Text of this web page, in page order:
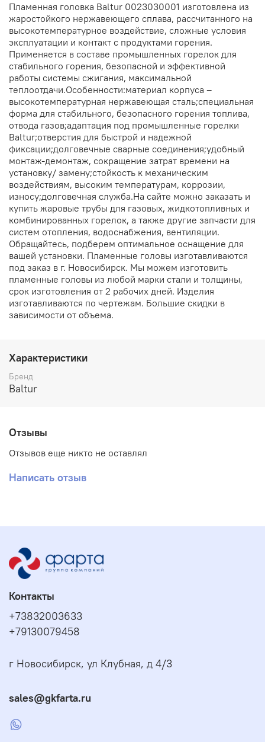
Пламенная головка Baltur 0023030001 изготовлена из
жаростойкого нержавеющего сплава, рассчитанного на
высокотемпературное воздействие, сложные условия
эксплуатации и контакт с продуктами горения.
Применяется в составе промышленных горелок для
стабильного горения, безопасной и эффективной
работы системы сжигания, максимальной
теплоотдачи.Особенности:материал корпуса –
высокотемпературная нержавеющая сталь;специальная
форма для стабильного, безопасного горения топлива,
отвода газов;адаптация под промышленные горелки
Baltur;отверстия для быстрой и надежной
фиксации;долговечные сварные соединения;удобный
монтаж-демонтаж, сокращение затрат времени на
установку/ замену;стойкость к механическим
воздействиям, высоким температурам, коррозии,
износу;долговечная служба.На сайте можно заказать и
купить жаровые трубы для газовых, жидкотопливных и
комбинированных горелок, а также другие запчасти для
систем отопления, водоснабжения, вентиляции.
Обращайтесь, подберем оптимальное оснащение для
вашей установки. Пламенные головы изготавливаются
под заказ в г. Новосибирск. Мы можем изготовить
пламенные головы из любой марки стали и толщины,
срок изготовления от 2 рабочих дней. Изделия
изготавливаются по чертежам. Большие скидки в
зависимости от объема.
Характеристики
Бренд
Baltur
Отзывы
Отзывов еще никто не оставлял
Написать отзыв
Контакты
+73832003633
+79130079458
г Новосибирск, ул Клубная, д 4/3
sales@gkfarta.ru